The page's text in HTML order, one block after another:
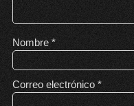
Nombre *
Correo electrónico *